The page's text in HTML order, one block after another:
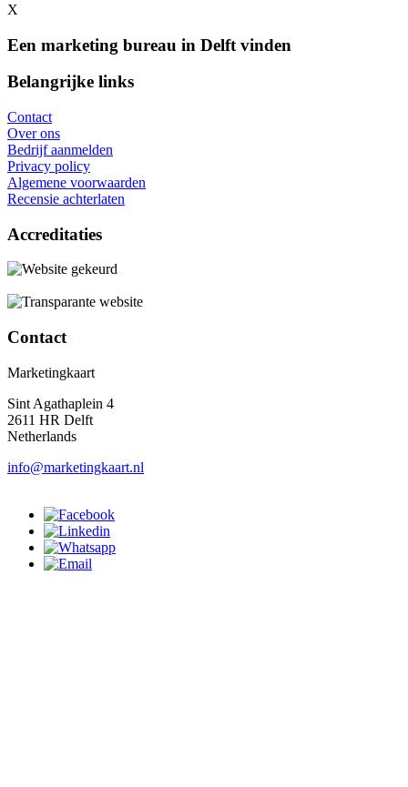
X
Een marketing bureau in Delft vinden
Belangrijke links
Contact
Over ons
Bedrijf aanmelden
Privacy policy
Algemene voorwaarden
Recensie achterlaten
Accreditaties
Contact
Marketingkaart
Sint Agathaplein 4
2611 HR Delft
Netherlands
info@marketingkaart.nl